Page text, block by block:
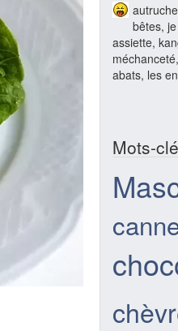
bêtes,
assiette,
abats, les
Mots-